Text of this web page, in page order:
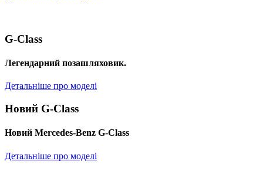
G-Class
Легендарний позашляховик.
Детальніше про моделі
Новий G-Class
Новий Mercedes-Benz G-Class
Детальніше про моделі